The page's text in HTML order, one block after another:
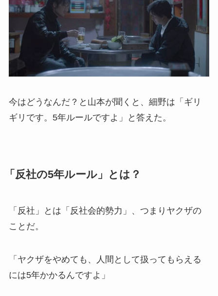
今はどうなんだ？と山本が聞くと、細野は「ギリ
ギリです。5年ルールですよ」と答えた。
「反社の5年ルール」とは？
「反社」とは「反社会的勢力」、つまりヤクザの
ことだ。
「ヤクザをやめても、人間として扱ってもらえる
には5年かかるんですよ」